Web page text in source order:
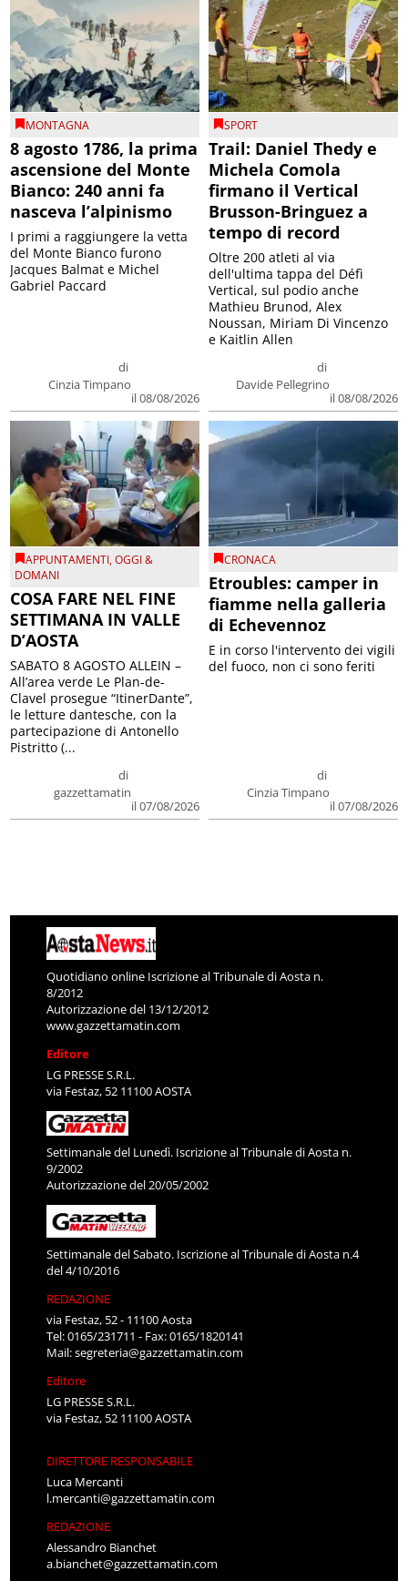
MONTAGNA
8 agosto 1786, la prima
ascensione del Monte
Bianco: 240 anni fa
nasceva l’alpinismo
di
Cinzia Timpano
il 08/08/2026
I primi a raggiungere la vetta
del Monte Bianco furono
Jacques Balmat e Michel
Gabriel Paccard
SPORT
Trail: Daniel Thedy e
Michela Comola
firmano il Vertical
Brusson-Bringuez a
tempo di record
di
Davide Pellegrino
il 08/08/2026
Oltre 200 atleti al via
dell'ultima tappa del Défì
Vertical, sul podio anche
Mathieu Brunod, Alex
Noussan, Miriam Di Vincenzo
e Kaitlin Allen
APPUNTAMENTI,OGGI &
DOMANI
COSA FARE NEL FINE
SETTIMANA IN VALLE
D’AOSTA
di
gazzettamatin
il 07/08/2026
SABATO 8 AGOSTO ALLEIN –
All’area verde Le Plan-de-
Clavel prosegue “ItinerDante”,
le letture dantesche, con la
partecipazione di Antonello
Pistritto (...
CRONACA
Etroubles: camper in
fiamme nella galleria
di Echevennoz
di
Cinzia Timpano
il 07/08/2026
E in corso l'intervento dei vigili
del fuoco, non ci sono feriti
Quotidiano online Iscrizione al Tribunale di Aosta n.
8/2012
Autorizzazione del 13/12/2012
www.gazzettamatin.com
Editore
LG PRESSE S.R.L.
via Festaz, 52 11100 AOSTA
Settimanale del Lunedì. Iscrizione al Tribunale di Aosta n.
9/2002
Autorizzazione del 20/05/2002
Settimanale del Sabato. Iscrizione al Tribunale di Aosta n.4
del 4/10/2016
REDAZIONE
via Festaz, 52 - 11100 Aosta
Tel: 0165/231711 - Fax: 0165/1820141
Mail:segreteria@gazzettamatin.com
Editore
LG PRESSE S.R.L.
via Festaz, 52 11100 AOSTA
DIRETTORE RESPONSABILE
Luca Mercanti
l.mercanti@gazzettamatin.com
REDAZIONE
Alessandro Bianchet
a.bianchet@gazzettamatin.com